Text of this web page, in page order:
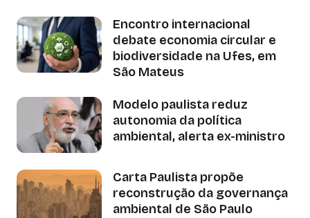
Encontro internacional
debate economia circular e
biodiversidade na Ufes, em
São Mateus
Modelo paulista reduz
autonomia da política
ambiental, alerta ex-ministro
Carta Paulista propõe
reconstrução da governança
ambiental de São Paulo